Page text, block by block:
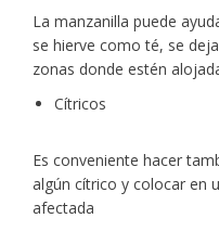
La manzanilla puede
se hierve como té, se
zonas donde estén
Cítricos
Es conveniente hacer
algún cítrico y colocar en
afectada